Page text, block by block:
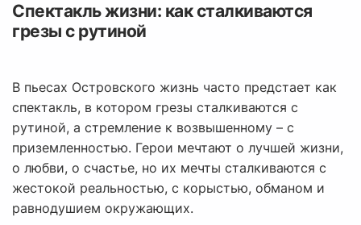
Спектакль жизни: как сталкиваются
грезы с рутиной
В пьесах Островского жизнь часто предстает как
спектакль, в котором грезы сталкиваются с
рутиной, а стремление к возвышенному – с
приземленностью. Герои мечтают о лучшей жизни,
о любви, о счастье, но их мечты сталкиваются с
жестокой реальностью, с корыстью, обманом и
равнодушием окружающих.